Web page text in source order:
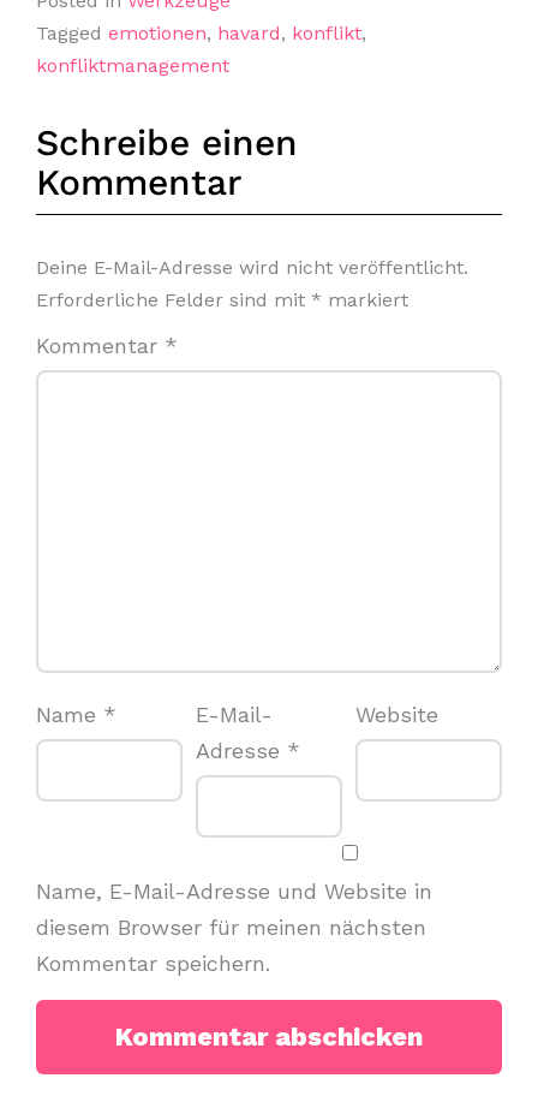
Tagged emotionen, havard, konflikt,
konfliktmanagement
Schreibe einen
Kommentar
Deine E-Mail-Adresse wird nicht veröffentlicht.
Erforderliche Felder sind mit * markiert
Kommentar *
Name *
E-Mail-
Adresse *
Website
Name, E-Mail-Adresse und Website in
diesem Browser für meinen nächsten
Kommentar speichern.